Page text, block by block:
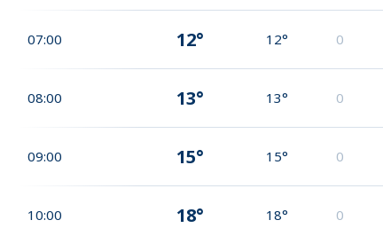
07:00 12° 12° 0
08:00 13° 13° 0
09:00 15° 15° 0
10:00 18° 18° 0